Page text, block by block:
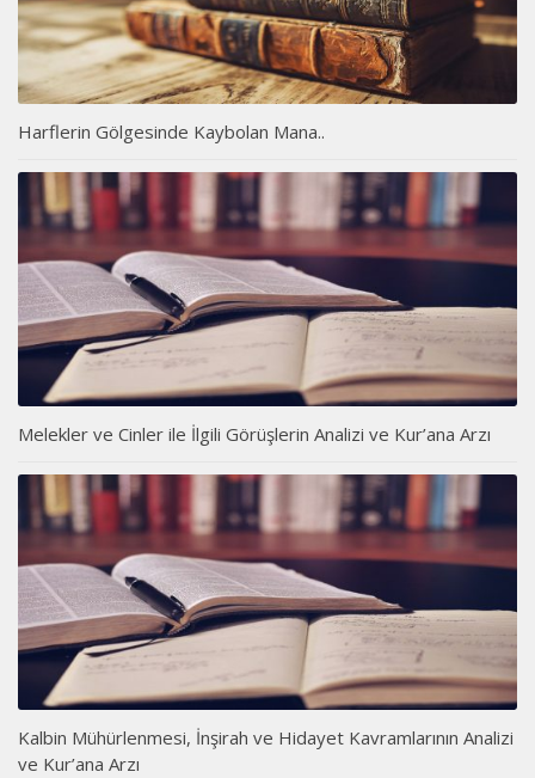
Harflerin Gölgesinde Kaybolan Mana..
Melekler ve Cinler ile İlgili Görüşlerin Analizi ve Kur’ana Arzı
Kalbin Mühürlenmesi, İnşirah ve Hidayet Kavramlarının Analizi
ve Kur’ana Arzı